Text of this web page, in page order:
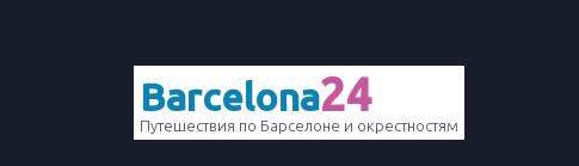
Barcelona24
Путешествия по Барселоне и окрестностям